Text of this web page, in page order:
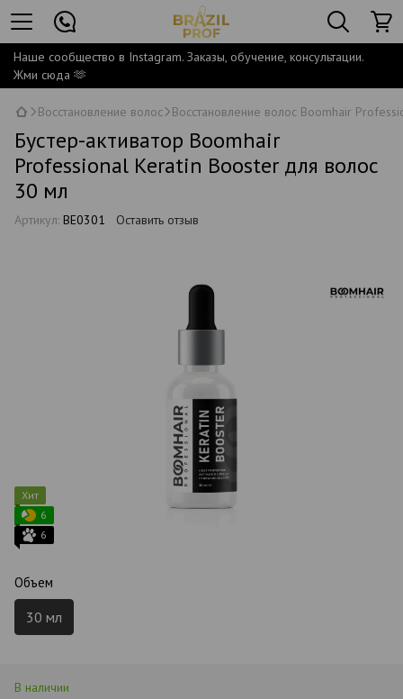
Наше сообщество в Instagram. Заказы, обучение, консультации.
Жми сюда 🫶
Восстановление волос Восстановление волос Boomhair
Бустер-активатор Boomhair
Professional Keratin Booster для волос
30 мл
Артикул: BE0301 Оставить отзыв
Хит
6
6
Объем
30 мл
В наличии